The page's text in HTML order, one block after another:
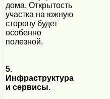
дома. Открытость
участка на южную
сторону будет
особенно
полезной.
5.
Инфраструктура
и сервисы.